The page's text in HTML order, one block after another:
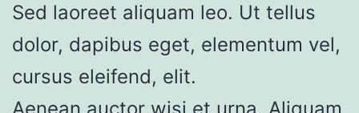
Sed laoreet aliquam leo. Ut tellus
dolor, dapibus eget, elementum vel,
cursus eleifend, elit.